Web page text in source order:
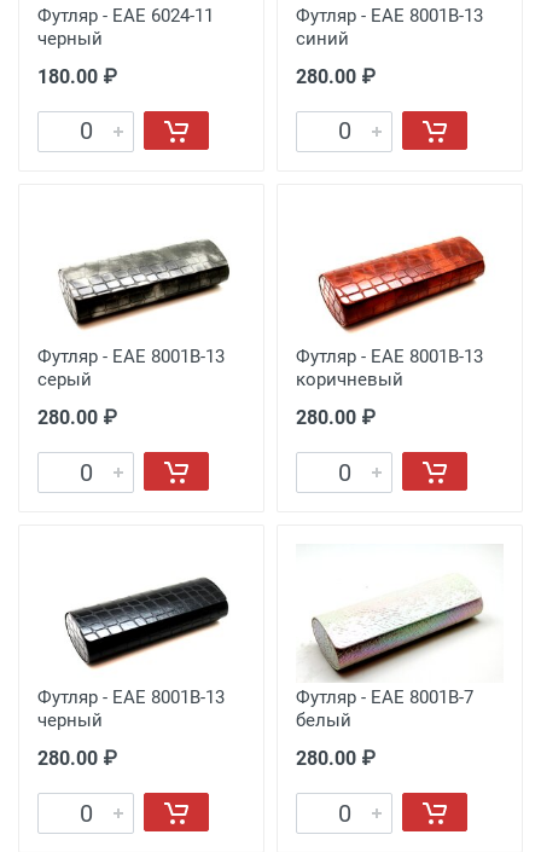
Футляр - EAE 6024-11
черный
180.00 ₽
Футляр - EAE 8001B-13
синий
280.00 ₽
Футляр - EAE 8001B-13
серый
280.00 ₽
Футляр - EAE 8001B-13
коричневый
280.00 ₽
Футляр - EAE 8001B-13
черный
280.00 ₽
Футляр - EAE 8001B-7
белый
280.00 ₽